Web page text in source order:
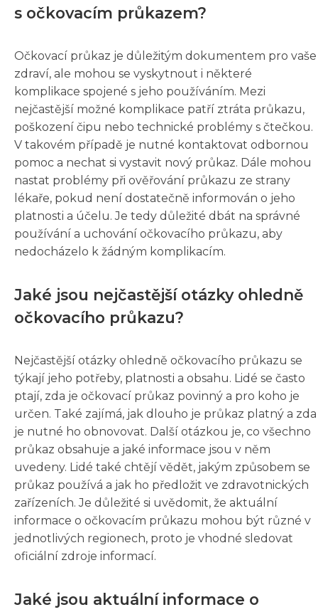
s očkovacím průkazem?
Očkovací průkaz je důležitým dokumentem pro vaše
zdraví, ale mohou se vyskytnout i některé
komplikace spojené s jeho používáním. Mezi
nejčastější možné komplikace patří ztráta průkazu,
poškození čipu nebo technické problémy s čtečkou.
V takovém případě je nutné kontaktovat odbornou
pomoc a nechat si vystavit nový průkaz. Dále mohou
nastat problémy při ověřování průkazu ze strany
lékaře, pokud není dostatečně informován o jeho
platnosti a účelu. Je tedy důležité dbát na správné
používání a uchování očkovacího průkazu, aby
nedocházelo k žádným komplikacím.
Jaké jsou nejčastější otázky ohledně
očkovacího průkazu?
Nejčastější otázky ohledně očkovacího průkazu se
týkají jeho potřeby, platnosti a obsahu. Lidé se často
ptají, zda je očkovací průkaz povinný a pro koho je
určen. Také zajímá, jak dlouho je průkaz platný a zda
je nutné ho obnovovat. Další otázkou je, co všechno
průkaz obsahuje a jaké informace jsou v něm
uvedeny. Lidé také chtějí vědět, jakým způsobem se
průkaz používá a jak ho předložit ve zdravotnických
zařízeních. Je důležité si uvědomit, že aktuální
informace o očkovacím průkazu mohou být různé v
jednotlivých regionech, proto je vhodné sledovat
oficiální zdroje informací.
Jaké jsou aktuální informace o